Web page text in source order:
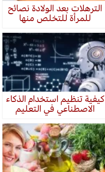
الترهلات بعد الولادة نصائح
للمرأة للتخلص منها
كيفية تنظيم استخدام الذكاء
الاصطناعي في التعليم